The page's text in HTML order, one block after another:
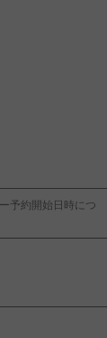
予約開始日時につ